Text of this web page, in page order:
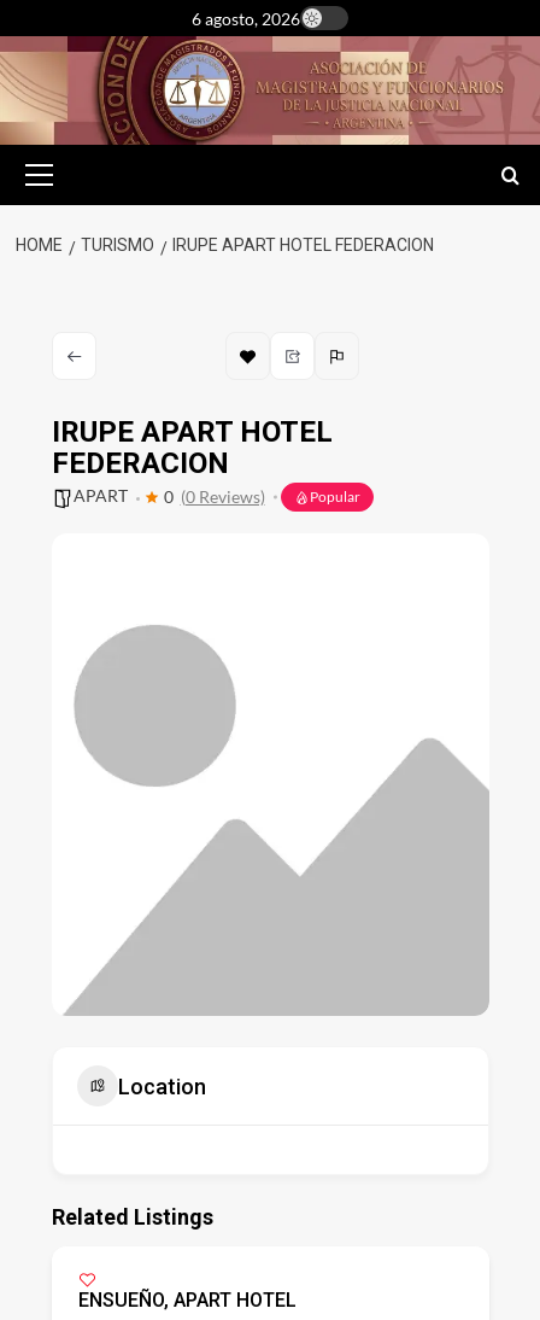
to
content
6 agosto, 2026
Menu
HOME TURISMO IRUPE APART HOTEL FEDERACION
IRUPE APART HOTEL
FEDERACION
APART 0 (0 Reviews) Popular
Location
Related Listings
ENSUEÑO, APART HOTEL